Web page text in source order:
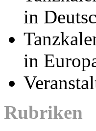
in
in
Rubriken